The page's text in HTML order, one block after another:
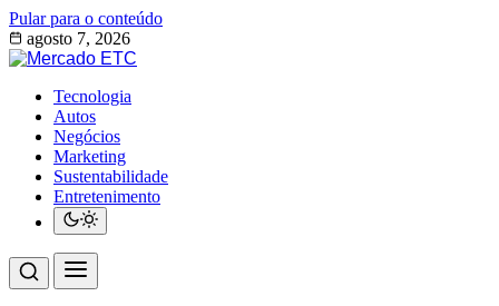
Pular para o conteúdo
agosto 7, 2026
Tecnologia
Autos
Negócios
Marketing
Sustentabilidade
Entretenimento